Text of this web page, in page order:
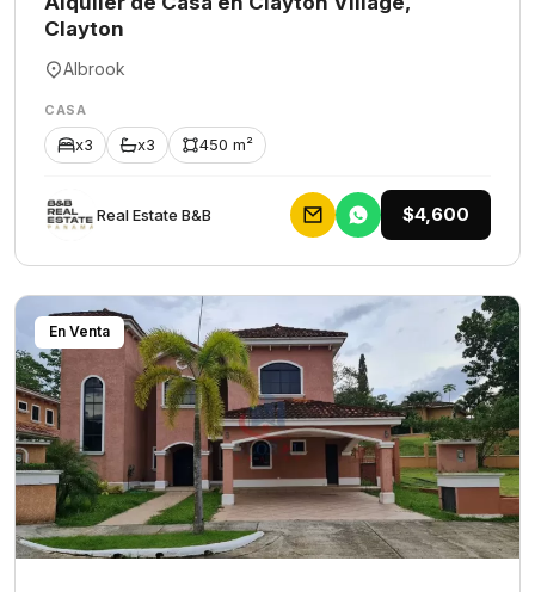
Clayton
Albrook
CASA
x3 x3 450 m²
Rеаl Еstаtе В&В $4,600
En Venta